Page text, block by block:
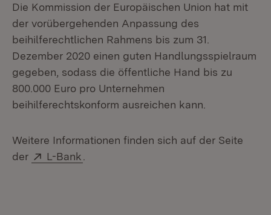
Die Kommission der Europäischen Union hat mit
der vorübergehenden Anpassung des
beihilferechtlichen Rahmens bis zum 31.
Dezember 2020 einen guten Handlungsspielraum
gegeben, sodass die öffentliche Hand bis zu
800.000 Euro pro Unternehmen
beihilferechtskonform ausreichen kann.
Weitere Informationen finden sich auf der Seite
der
Extern:
L-Bank